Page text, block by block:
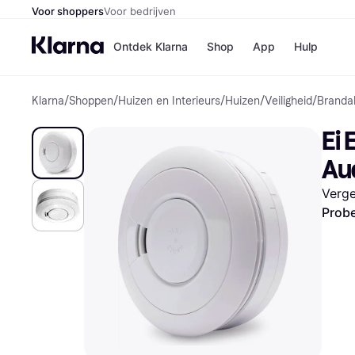
Voor shoppersVoor bedrijven
Ontdek Klarna Shop
Winkels
Bol
H&M
App Hulp
Klarna/Shoppen/Huizen en Interieurs/Huizen/Veiligheid/
Ei